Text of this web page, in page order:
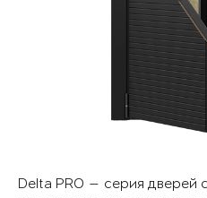
Delta PRO — серия дверей